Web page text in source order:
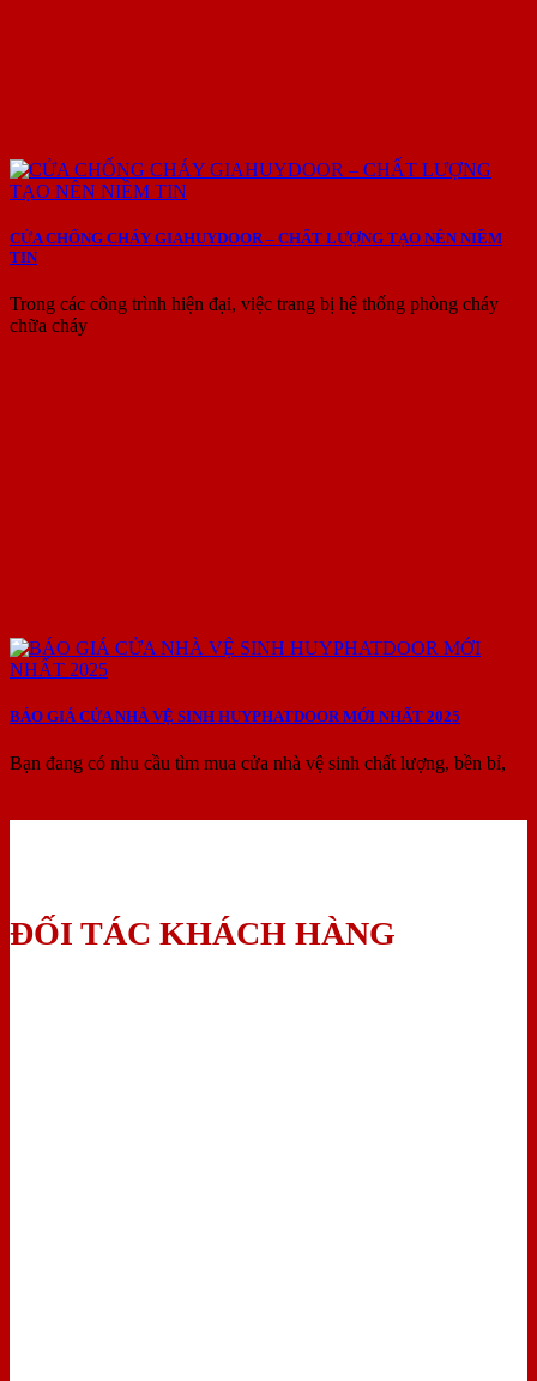
CỬA CHỐNG CHÁY GIAHUYDOOR – CHẤT LƯỢNG TẠO NÊN NIỀM
TIN
Trong các công trình hiện đại, việc trang bị hệ thống phòng cháy
chữa cháy
BÁO GIÁ CỬA NHÀ VỆ SINH HUYPHATDOOR MỚI NHẤT 2025
Bạn đang có nhu cầu tìm mua cửa nhà vệ sinh chất lượng, bền bỉ,
ĐỐI TÁC KHÁCH HÀNG